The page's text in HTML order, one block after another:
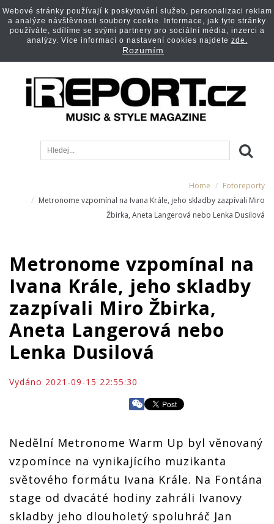
Home
Fotoreporty
Metronome vzpomínal na Ivana Krále, jeho skladby zazpívali Miro
Žbirka, Aneta Langerová nebo Lenka Dusilová
Metronome vzpomínal na
Ivana Krále, jeho skladby
zazpívali Miro Žbirka,
Aneta Langerová nebo
Lenka Dusilová
Vydáno 2021-09-15 22:55:30
Nedělní Metronome Warm Up byl věnovaný
vzpomínce na vynikajícího muzikanta
světového formátu Ivana Krále. Na Fontána
stage od dvacáté hodiny zahráli Ivanovy
skladby jeho dlouholetý spoluhráč Jan
Webové stránky používají k poskytování služeb, personalizaci reklam
a analýze návštěvnosti soubory cookie. Informace, jak tyto stránky
používáte, sdílíme se svými partnery pro sociální média, inzerci a
analýzy. Více informací o nastavení cookies najdete zde.
Rozumím